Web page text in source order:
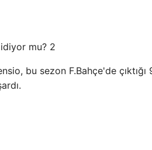
bu sezon F.Bahçe'de çıktığı